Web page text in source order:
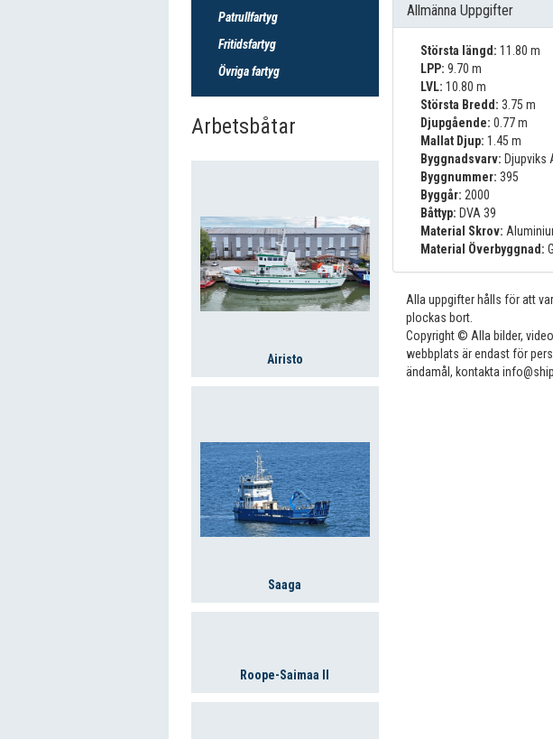
Patrullfartyg
Fritidsfartyg
Övriga fartyg
Arbetsbåtar
Airisto
Saaga
Roope-Saimaa II
Allmänna Uppgifter
Största längd: 11.80 m
LPP: 9.70 m
LVL: 10.80 m
Största Bredd: 3.75 m
Djupgående: 0.77 m
Mallat Djup: 1.45 m
Byggnadsvarv: Djupviks
Byggnummer: 395
Byggår: 2000
Båttyp: DVA 39
Material Skrov:
Material Överbyggnad:
Alla uppgifter hålls för att
plockas bort.
Copyright © Alla bilder,
webbplats är endast för
ändamål, kontakta